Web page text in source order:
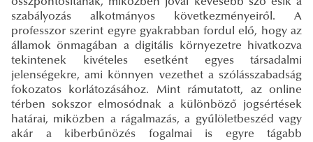
szabályozás alkotmányos következményeiről. A
professzor szerint egyre gyakrabban fordul elő, hogy az
államok önmagában a digitális környezetre hivatkozva
tekintenek kivételes esetként egyes társadalmi
jelenségekre, ami könnyen vezethet a szólásszabadság
fokozatos korlátozásához. Mint rámutatott, az online
térben sokszor elmosódnak a különböző jogsértések
határai, miközben a rágalmazás, a gyűlöletbeszéd vagy
akár a kiberbűnözés fogalmai is egyre tágabb